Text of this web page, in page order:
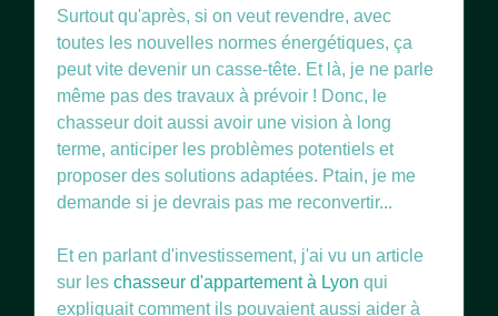
Surtout qu'après, si on veut revendre, avec
toutes les nouvelles normes énergétiques, ça
peut vite devenir un casse-tête. Et là, je ne parle
même pas des travaux à prévoir ! Donc, le
chasseur doit aussi avoir une vision à long
terme, anticiper les problèmes potentiels et
proposer des solutions adaptées. Ptain, je me
demande si je devrais pas me reconvertir...
Et en parlant d'investissement, j'ai vu un article
sur les chasseur d'appartement à Lyon qui
expliquait comment ils pouvaient aussi aider à